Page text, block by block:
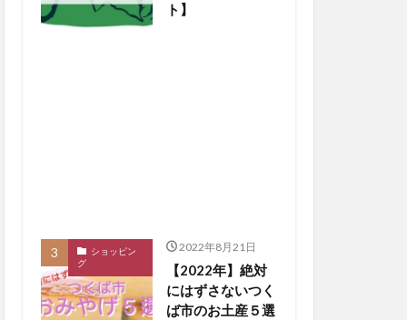
ト】
ショッピン
グ
2022年8月21日
【2022年】絶対
にはずさないつく
ば市のお土産５選